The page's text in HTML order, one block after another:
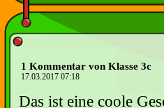
1 Kommentar von Klasse 3c
17.03.2017 07:18
Das ist eine coole